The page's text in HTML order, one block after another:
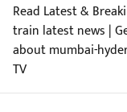
Read Latest &
train latest news |
about mumbai-
TV